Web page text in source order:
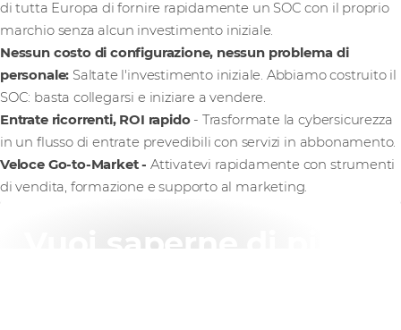
di tutta Europa di fornire rapidamente un SOC con il proprio
marchio senza alcun investimento iniziale.
Nessun costo di configurazione, nessun problema di
personale: Saltate l'investimento iniziale. Abbiamo costruito il
SOC: basta collegarsi e iniziare a vendere.
Entrate ricorrenti, ROI rapido- Trasformate la cybersicurezza
in un flusso di entrate prevedibili con servizi in abbonamento.
Veloce Go-to-Market - Attivatevi rapidamente con strumenti
di vendita, formazione e supporto al marketing.
Vuoi saperne di più?